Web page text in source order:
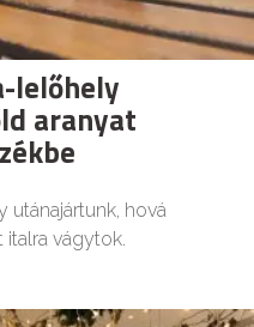
lelőhely
aranyat
utánajártunk, hová
vágytok.